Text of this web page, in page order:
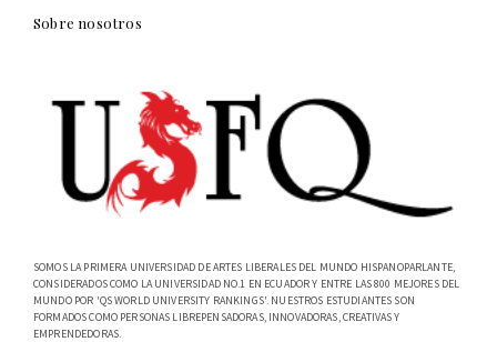
Sobre nosotros
SOMOS LA PRIMERA UNIVERSIDAD DE ARTES LIBERALES DEL MUNDO HISPANOPARLANTE,
CONSIDERADOS COMO LA UNIVERSIDAD NO.1 EN ECUADOR Y ENTRE LAS 800 MEJORES DEL
MUNDO POR 'QS WORLD UNIVERSITY RANKINGS'. NUESTROS ESTUDIANTES SON
FORMADOS COMO PERSONAS LIBREPENSADORAS, INNOVADORAS, CREATIVAS Y
EMPRENDEDORAS.